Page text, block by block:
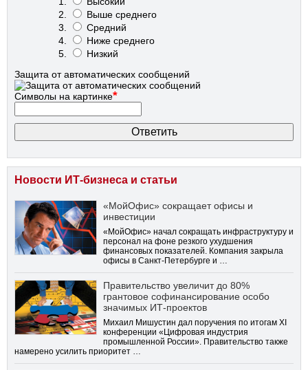
Выше среднего
Средний
Ниже среднего
Низкий
Защита от автоматических сообщений
Символы на картинке*
Новости ИТ-бизнеса и статьи
«МойОфис» сокращает офисы и
инвестиции
«МойОфис» начал сокращать инфраструктуру и
персонал на фоне резкого ухудшения
финансовых показателей. Компания закрыла
офисы в Санкт-Петербурге и …
Правительство увеличит до 80%
грантовое софинансирование особо
значимых ИТ-проектов
Михаил Мишустин дал поручения по итогам XI
конференции «Цифровая индустрия
промышленной России». Правительство также
намерено усилить приоритет …